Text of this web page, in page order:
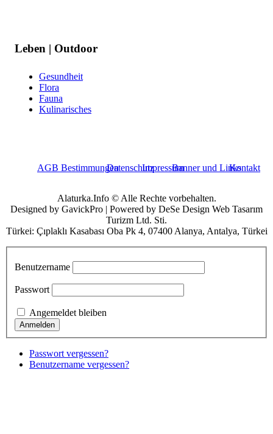
Leben | Outdoor
Gesundheit
Flora
Fauna
Kulinarisches
AGB BestimmungenDatenschutzImpressumBanner und LinksKontakt
Alaturka.Info © Alle Rechte vorbehalten.
Designed by GavickPro | Powered by DeSe Design Web Tasarım
Turizm Ltd. Sti.
Türkei: Çıplaklı Kasabası Oba Pk 4, 07400 Alanya, Antalya, Türkei
Benutzername
Passwort
Angemeldet bleiben
Passwort vergessen?
Benutzername vergessen?